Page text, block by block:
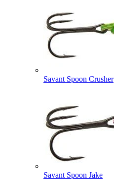
Savant Spoon Crusher
Savant Spoon Jake